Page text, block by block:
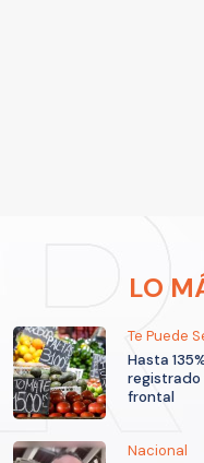
LO
Te Puede
Hasta
registrado
frontal
Nacional